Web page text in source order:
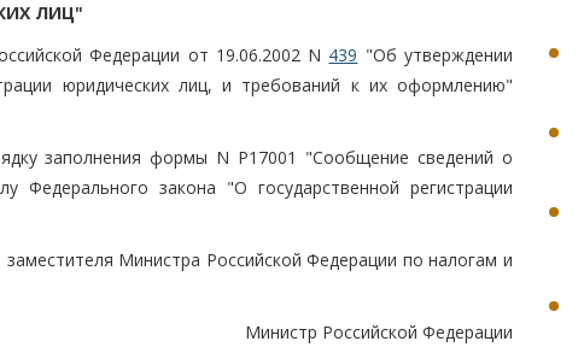
ЛИЦ"
Федерации от 19.06.2002 N 439 "Об утверждении
юридических лиц, и требований к их оформлению"
заполнения формы N Р17001 "Сообщение сведений о
Федерального закона "О государственной регистрации
Министра Российской Федерации по налогам и
Министр Российской Федерации